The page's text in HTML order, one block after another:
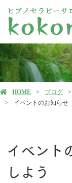
HOME ブログ
イベントのお知ら
イベン
しよう